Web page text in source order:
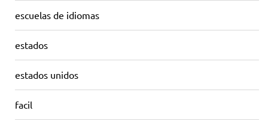
escuelas de idiomas
estados
estados unidos
facil